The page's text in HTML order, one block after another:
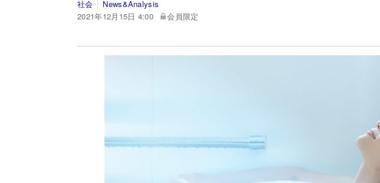
社会
News&Analysis
2021年12月15日 4:00
会員限定